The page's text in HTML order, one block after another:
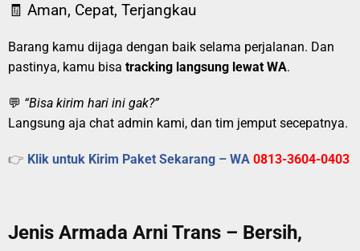
🧾 Aman, Cepat, Terjangkau
Barang kamu dijaga dengan baik selama perjalanan. Dan
pastinya, kamu bisa tracking langsung lewat WA.
💬 “Bisa kirim hari ini gak?”
Langsung aja chat admin kami, dan tim jemput secepatnya.
👉 Klik untuk Kirim Paket Sekarang – WA 0813-3604-0403
Jenis Armada Arni Trans – Bersih,